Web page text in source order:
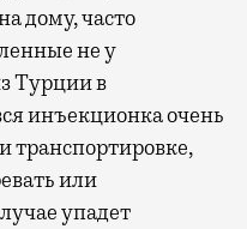
дому, часто
не у
Турции в
инъекционка очень
транспортировке,
или
упадет